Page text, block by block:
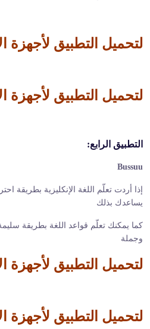
لتحميل التطبيق لأجهزة
لتحميل التطبيق لأجهزة
التطبيق الرابع:
Bussuu
إذا أردت تعلّم اللغة الإنكليزية بطريقة
يساعدك بذلك
كما يمكنك تعلّم قواعد اللغة بطريقة
وجملة
لتحميل التطبيق لأجهزة
لتحميل التطبيق لأجهزة